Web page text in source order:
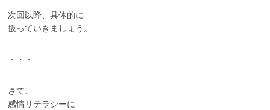
次回以降、具体的に
扱っていきましょう。
・・・
さて、
感情リテラシーに